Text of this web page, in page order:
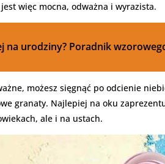
więc mocna, odważna i wyrazista.
na urodziny? Poradnik
możesz sięgnąć po odcienie
granaty. Najlepiej na oku
ale i na ustach.